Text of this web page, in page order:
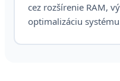
cez rozšírenie RAM,
optimalizáciu